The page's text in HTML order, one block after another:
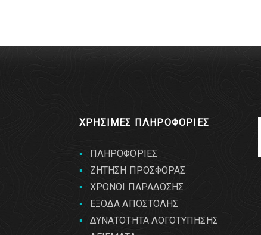
ΧΡΗΣΙΜΕΣ ΠΛΗΡΟΦΟΡΙΕΣ
ΠΛΗΡΟΦΟΡΙΕΣ
ΖΗΤΗΣΗ ΠΡΟΣΦΟΡΑΣ
ΧΡΟΝΟΙ ΠΑΡΑΔΟΣΗΣ
ΕΞΟΔΑ ΑΠΟΣΤΟΛΗΣ
ΔΥΝΑΤΟΤΗΤΑ ΛΟΓΟΤΥΠΗΣΗΣ